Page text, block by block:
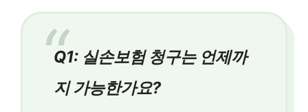
Q1: 실손보험 청구는 언제까
지 가능한가요?